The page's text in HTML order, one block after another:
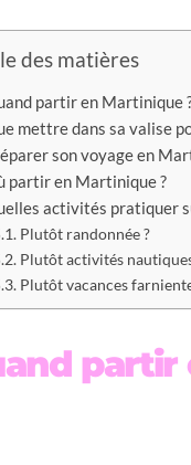
des matières
partir en Martinique
mettre dans sa valise
son voyage en
partir en Martinique ?
activités pratiquer
Plutôt randonnée ?
Plutôt activités
Plutôt vacances
partir